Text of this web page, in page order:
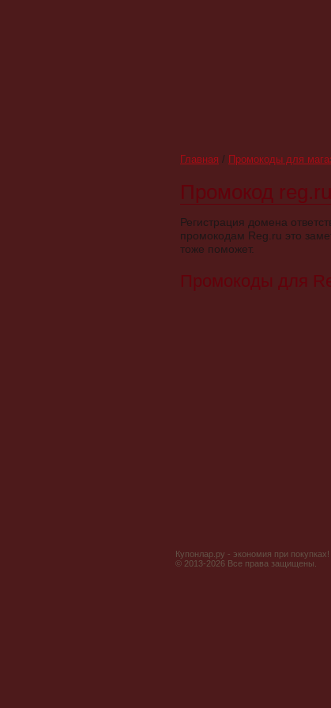
Главная / Промокоды для
Промокод
Регистрация домена
промокодам Reg.ru это
тоже поможет.
Промокоды для
Купонлар.ру - экономия при покупках!
© 2013-2026 Все права защищены.